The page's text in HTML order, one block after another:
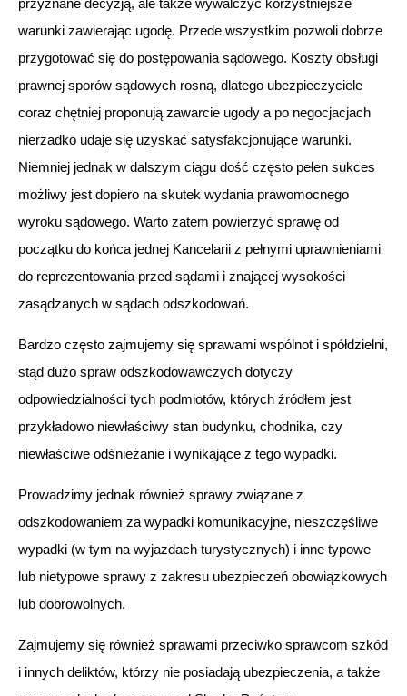
przyznane decyzją, ale także wywalczyć korzystniejsze
warunki zawierając ugodę. Przede wszystkim pozwoli dobrze
przygotować się do postępowania sądowego. Koszty obsługi
prawnej sporów sądowych rosną, dlatego ubezpieczyciele
coraz chętniej proponują zawarcie ugody a po negocjacjach
nierzadko udaje się uzyskać satysfakcjonujące warunki.
Niemniej jednak w dalszym ciągu dość często pełen sukces
możliwy jest dopiero na skutek wydania prawomocnego
wyroku sądowego. Warto zatem powierzyć sprawę od
początku do końca jednej Kancelarii z pełnymi uprawnieniami
do reprezentowania przed sądami i znającej wysokości
zasądzanych w sądach odszkodowań.
Bardzo często zajmujemy się sprawami wspólnot i spółdzielni,
stąd dużo spraw odszkodowawczych dotyczy
odpowiedzialności tych podmiotów, których źródłem jest
przykładowo niewłaściwy stan budynku, chodnika, czy
niewłaściwe odśnieżanie i wynikające z tego wypadki.
Prowadzimy jednak również sprawy związane z
odszkodowaniem za wypadki komunikacyjne, nieszczęśliwe
wypadki (w tym na wyjazdach turystycznych) i inne typowe
lub nietypowe sprawy z zakresu ubezpieczeń obowiązkowych
lub dobrowolnych.
Zajmujemy się również sprawami przeciwko sprawcom szkód
i innych deliktów, którzy nie posiadają ubezpieczenia, a także